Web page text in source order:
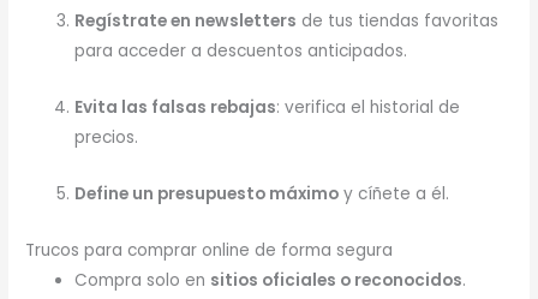
Regístrate en newsletters de tus tiendas favoritas
para acceder a descuentos anticipados.
Evita las falsas rebajas: verifica el historial de
precios.
Define un presupuesto máximo y cíñete a él.
Trucos para comprar online de forma segura
Compra solo en sitios oficiales o reconocidos.